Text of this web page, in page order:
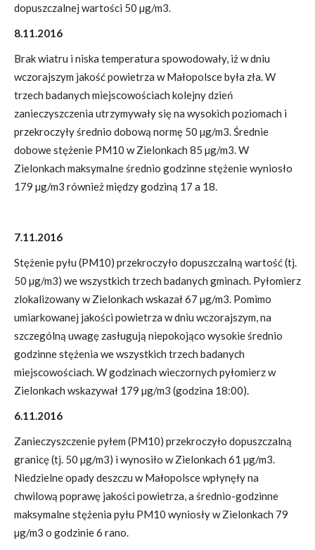
dopuszczalnej wartości 50 µg/m3.
8.11.2016
Brak wiatru i niska temperatura spowodowały, iż w dniu
wczorajszym jakość powietrza w Małopolsce była zła. W
trzech badanych miejscowościach kolejny dzień
zanieczyszczenia utrzymywały się na wysokich poziomach i
przekroczyły średnio dobową normę 50 µg/m3. Średnie
dobowe stężenie PM10 w Zielonkach 85 µg/m3. W
Zielonkach maksymalne średnio godzinne stężenie wyniosło
179 µg/m3 również między godziną 17 a 18.
7.11.2016
Stężenie pyłu (PM10) przekroczyło dopuszczalną wartość (tj.
50 µg/m3) we wszystkich trzech badanych gminach. Pyłomierz
zlokalizowany w Zielonkach wskazał 67 µg/m3. Pomimo
umiarkowanej jakości powietrza w dniu wczorajszym, na
szczególną uwagę zasługują niepokojąco wysokie średnio
godzinne stężenia we wszystkich trzech badanych
miejscowościach. W godzinach wieczornych pyłomierz w
Zielonkach wskazywał 179 µg/m3 (godzina 18:00).
6.11.2016
Zanieczyszczenie pyłem (PM10) przekroczyło dopuszczalną
granicę (tj. 50 µg/m3) i wynosiło w Zielonkach 61 µg/m3.
Niedzielne opady deszczu w Małopolsce wpłynęły na
chwilową poprawę jakości powietrza, a średnio-godzinne
maksymalne stężenia pyłu PM10 wyniosły w Zielonkach 79
µg/m3 o godzinie 6 rano.